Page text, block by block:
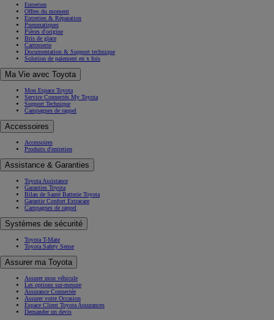
Entretien
Offres du moment
Entretien & Réparation
Pneumatiques
Pièces d'origine
Bris de glace
Carrosserie
Documentation & Support technique
Solution de paiement en x fois
Ma Vie avec Toyota
Mon Espace Toyota
Service Connectés My Toyota
Support Technique
Campagnes de rappel
Accessoires
Accessoires
Produits d'entretien
Assistance & Garanties
Toyota Assistance
Garanties Toyota
Bilan de Santé Batterie Toyota
Garantie Confort Extracare
Campagnes de rappel
Systèmes de sécurité
Toyota T-Mate
Toyota Safety Sense
Assurer ma Toyota
Assurer mon véhicule
Les options sur-mesure
Assurance Connectée
Assurer votre Occasion
Espace Client Toyota Assurances
Demander un devis